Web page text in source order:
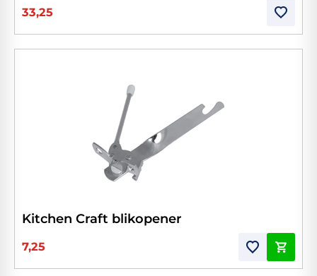
33,25
Kitchen Craft blikopener
7,25